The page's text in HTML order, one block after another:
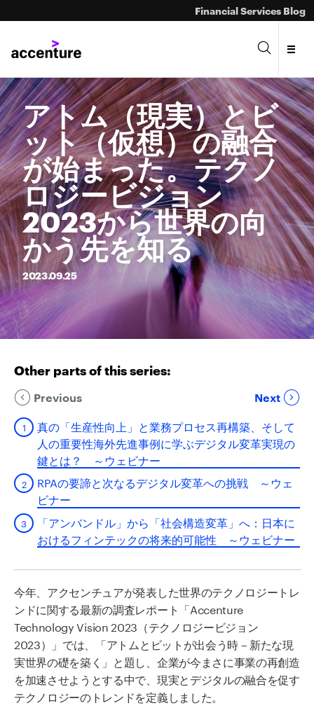
Financial Services Blog
アトム（現実）とビ
ット（仮想）の融合
が始まった。テクノ
ロジービジョン
2023から世界の向
かう先を知る
2023.09.25
Other parts of this series:
Previous Next
真の「生産性向上」と業務プロセス再構築、そして
人の重要性海外先進事例に学ぶデジタル変革実現の
鍵とは？ ～ウェビナー
RPAの要諦と次なるデジタル変革への挑戦 ～ウェ
ビナー
「アンバンドル」から「社会構造変革」へ：日本に
おけるフィンテックの将来的可能性 ～ウェビナー
今年、アクセンチュアが発表した世界のテクノロジートレ
ンドに関する最新の調査レポート「Accenture
Technology Vision 2023（テクノロジービジョン
2023）」では、「アトムとビットが出会う時 – 新たな現
実世界の礎を築く」と題し、企業が今まさに事業の再創造
を加速させようとする中で、現実とデジタルの融合を促す
テクノロジーのトレンドを定義しました。